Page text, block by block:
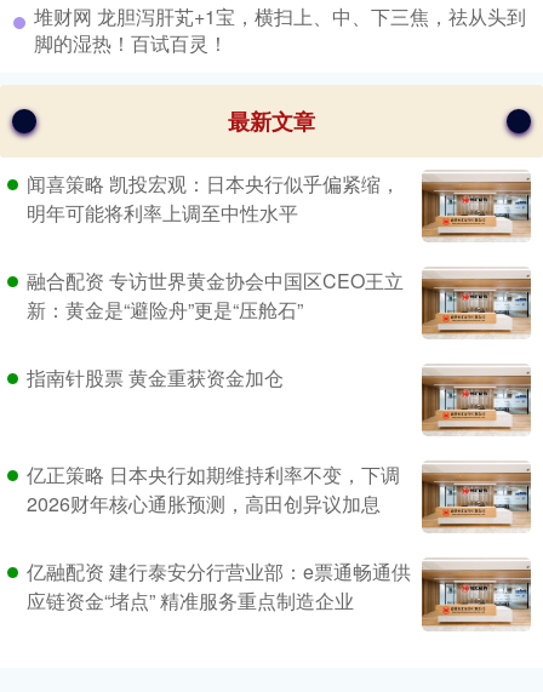
​堆财网 龙胆泻肝芄+1宝，横扫上、中、下三焦，祛从头到
脚的湿热！百试百灵！
最新文章
闻喜策略 凯投宏观：日本央行似乎偏紧缩，
明年可能将利率上调至中性水平
融合配资 专访世界黄金协会中国区CEO王立
新：黄金是“避险舟”更是“压舱石”
指南针股票 黄金重获资金加仓
亿正策略 日本央行如期维持利率不变，下调
2026财年核心通胀预测，高田创异议加息
亿融配资 建行泰安分行营业部：e票通畅通供
应链资金“堵点” 精准服务重点制造企业